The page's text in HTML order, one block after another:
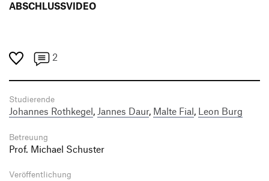
ABSCHLUSSVIDEO
2
Studierende
Johannes Rothkegel, Jannes Daur, Malte Fial, Leon Burg
Betreuung
Prof. Michael Schuster
Veröffentlichung